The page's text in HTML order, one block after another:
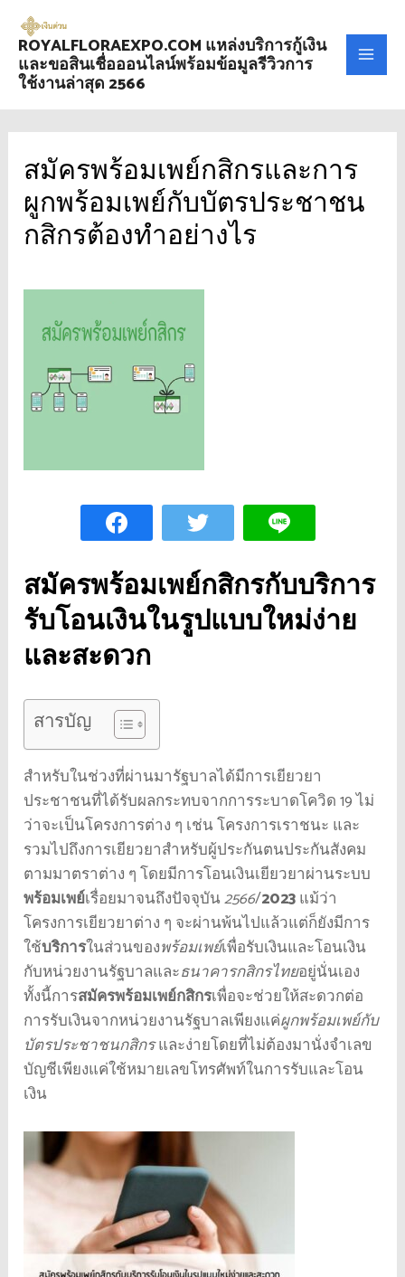
ROYALFLORAEXPO.COM แหล่งบริการกู้เงิน
และขอสินเชื่อออนไลน์พร้อมข้อมูลรีวิวการ
ใช้งานล่าสุด 2566
สมัครพร้อมเพย์กสิกรและการ
ผูกพร้อมเพย์กับบัตรประชาชน
กสิกรต้องทำอย่างไร
สมัครพร้อมเพย์กสิกรกับบริการ
รับโอนเงินในรูปแบบใหม่ง่าย
และสะดวก
สารบัญ
สำหรับในช่วงที่ผ่านมารัฐบาลได้มีการเยียวยา
ประชาชนที่ได้รับผลกระทบจากการระบาดโควิด 19 ไม่
ว่าจะเป็นโครงการต่าง ๆ เช่น โครงการเราชนะ และ
รวมไปถึงการเยียวยาสำหรับผู้ประกันตนประกันสังคม
ตามมาตราต่าง ๆ โดยมีการโอนเงินเยียวยาผ่านระบบ
พร้อมเพย์เรื่อยมาจนถึงปัจจุบัน2566/2023แม้ว่า
โครงการเยียวยาต่าง ๆ จะผ่านพ้นไปแล้วแต่ก็ยังมีการ
ใช้บริการในส่วนของพร้อมเพย์เพื่อรับเงินและโอนเงิน
กับหน่วยงานรัฐบาลและธนาคารกสิกรไทยอยู่นั่นเอง
ทั้งนี้การสมัครพร้อมเพย์กสิกรเพื่อจะช่วยให้สะดวกต่อ
การรับเงินจากหน่วยงานรัฐบาลเพียงแค่ผูกพร้อมเพย์กับ
บัตรประชาชนกสิกรและง่ายโดยที่ไม่ต้องมานั่งจำเลข
บัญชีเพียงแค่ใช้หมายเลขโทรศัพท์ในการรับและโอน
เงิน